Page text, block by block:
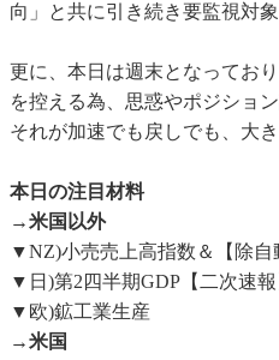
向」と共に引き続き要監視対象
更に、本日は週末となってお
を控える為、思惑やポジショ
それが加速でも戻しでも、大
本日の注目材料
→米国以外
▼NZ)小売売上高指数＆【除自
▼日)第2四半期GDP【二次速報
▼欧)鉱工業生産
→米国